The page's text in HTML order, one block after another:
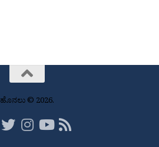
ಹೊನಲು © 2026.